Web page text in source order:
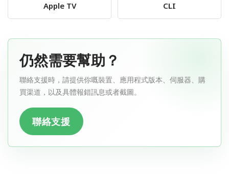
Apple TV CLI
仍然需要幫助？
聯絡支援時，請提供你嘅裝置、應用程式版本、伺服器、購
買渠道，以及具體報錯訊息或者截圖。
聯絡支援